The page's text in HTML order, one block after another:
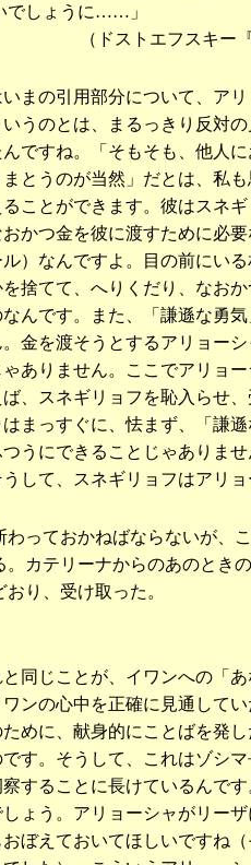
でしょうに……」
（ドストエフスキ
まの引用部分について、ア
いうのとは、まるっきり反対
ですね。「そもそも、他人
まとうのが当然」だとは、私
ることができます。彼はスネ
かつ金を彼に渡すために必
）なんですよ。目の前にい
捨てて、へりくだり、なお
なんです。また、「謙遜な勇
。金を渡そうとするアリョー
ゃありません。ここでアリョ
ば、スネギリョフを恥入らせ
はまっすぐに、怯まず、「謙
うにできることじゃありま
うして、スネギリョフはアリ
っておかねばならないが、
。カテリーナからのあのとき
おり、受け取った。
同じことが、イワンへの「
ンの心中を正確に見通して
ために、献身的にことばを発
す。そうして、これはゾシ
することに長けているんで
しょう。アリョーシャがリー
おぼえておいてほしいですね